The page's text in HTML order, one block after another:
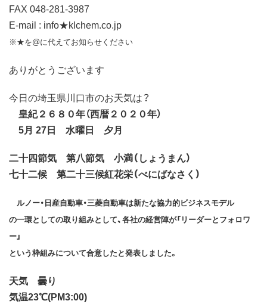
FAX 048-281-3987
E-mail : info★klchem.co.jp
※★を@に代えてお知らせください
ありがとうございます
今日の埼玉県川口市のお天気は？
皇紀２６８０年（西暦２０２０年）
5月 27日 水曜日 夕月
二十四節気 第八節気 小満（しょうまん）
七十二候 第二十三候紅花栄（べにばなさく）
ルノー・日産自動車・三菱自動車は新たな協力的ビジネスモデル
の一環としての取り組みとして、各社の経営陣が「リーダーとフォロワ
ー」
という枠組みについて合意したと発表しました。
天気 曇り
気温23℃(PM3:00)